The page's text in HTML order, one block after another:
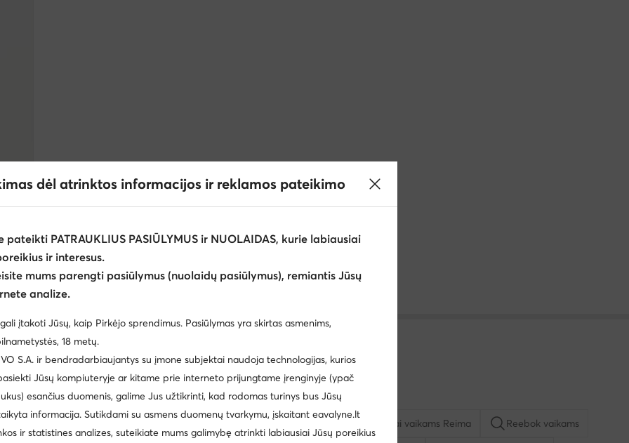
Batai vaikams Nike Šlepetės vyrams Reebok vyrams Batai vaikams Reima Reebok vaikams
dėl atrinktos informacijos ir reklamos pateikimo
pateikti PATRAUKLIUS PASIŪLYMUS ir NUOLAIDAS, kurie labiausiai
ir interesus.
mums parengti pasiūlymus (nuolaidų pasiūlymus), remiantis Jūsų
analize.
įtakoti Jūsų, kaip Pirkėjo sprendimus. Pasiūlymas yra skirtas asmenims,
18 metų.
S.A. ir bendradarbiaujantys su įmone subjektai naudoja technologijas, kurios
Jūsų kompiuteryje ar kitame prie interneto prijungtame įrenginyje (ypač
esančius duomenis, galime Jus užtikrinti, kad rodomas turinys bus Jūsų
informacija. Sutikdami su asmens duomenų tvarkymu, įskaitant eavalyne.lt
ir statistines analizes, suteikiate mums galimybę atrinkti labiausiai Jūsų poreikius